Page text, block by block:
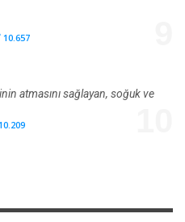
10.657
atmasını sağlayan, soğuk ve